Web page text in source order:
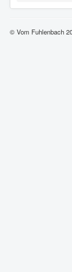
© Vom Fuhlenbach